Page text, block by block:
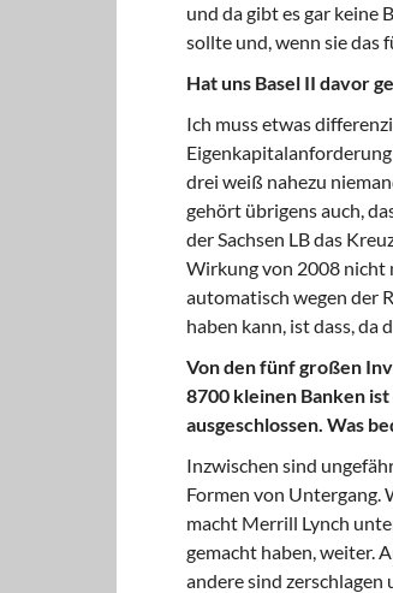
und da gibt es gar keine
sollte und, wenn sie das
Hat uns Basel II davor
Ich muss etwas
Eigenkapitalanforderung
drei weiß nahezu
gehört übrigens auch,
der Sachsen LB das
Wirkung von 2008 nicht
automatisch wegen der
haben kann, ist dass,
Von den fünf großen
8700 kleinen Banken
ausgeschlossen. Was
Inzwischen sind
Formen von Untergang.
macht Merrill Lynch
gemacht haben, weiter.
andere sind